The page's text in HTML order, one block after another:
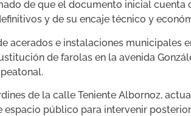
de que el documento inicial
y de su encaje técnico y
acerados e instalaciones municipales
de farolas en la avenida
de la calle Teniente Albornoz,
público para intervenir